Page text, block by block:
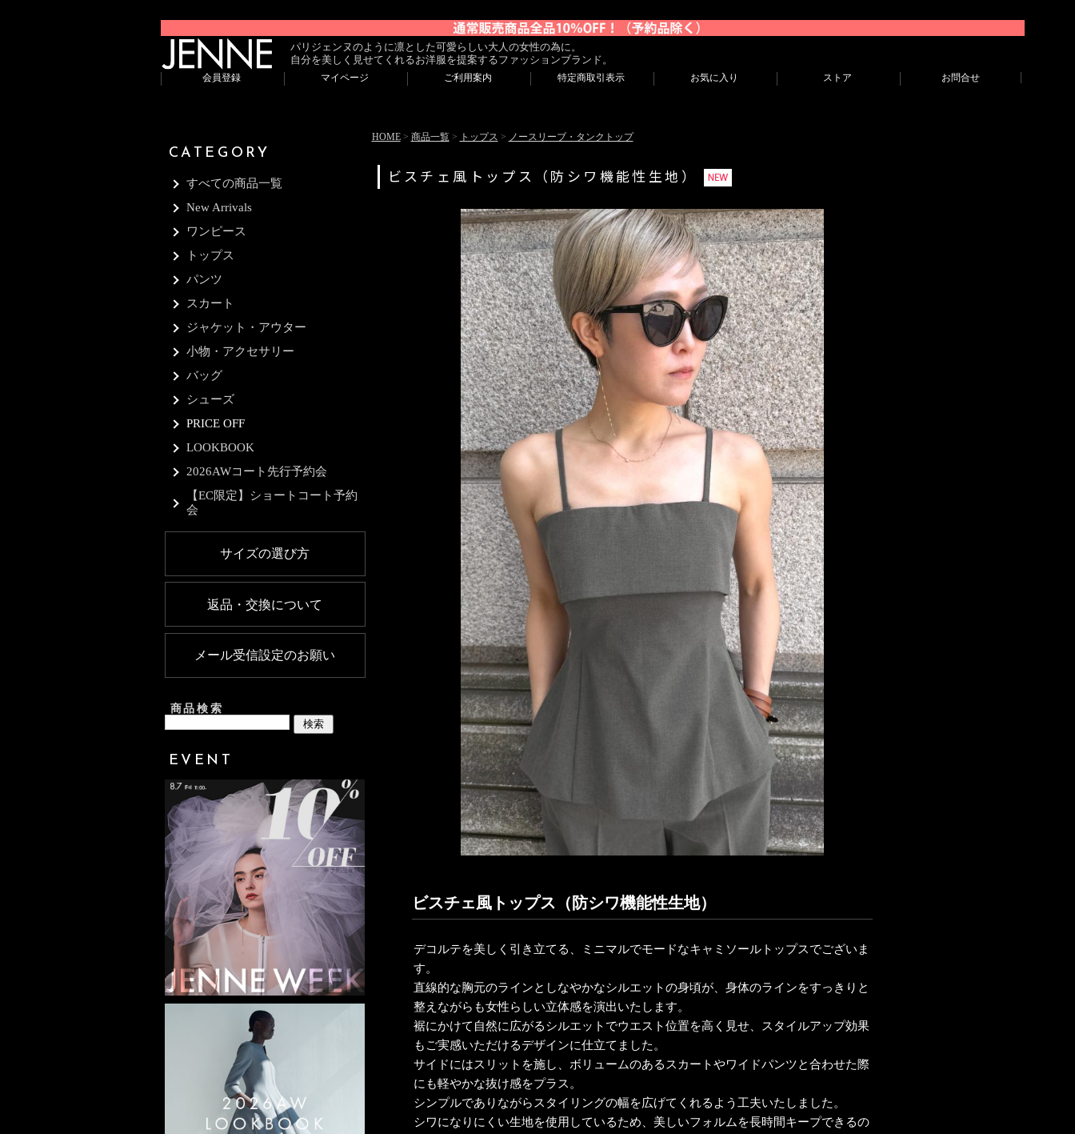
パリジェンヌのように凛とした可愛らしい大人の女性の為に。
自分を美しく見せてくれるお洋服を提案するファッションブランド。
会員登録 マイページ ご利用案内 特定商取引表示 お気に入り ストア お問合せ
CATEGORY
すべての商品一覧
New Arrivals
ワンピース
トップス
パンツ
スカート
ジャケット・アウター
小物・アクセサリー
バッグ
シューズ
PRICE OFF
LOOKBOOK
2026AWコート先行予約会
【EC限定】ショートコート予約
会
サイズの選び方
返品・交換について
メール受信設定のお願い
商品検索
EVENT
HOME> 商品一覧> トップス > ノースリーブ・タンクトップ
ビスチェ風トップス（防シワ機能性生地）
ビスチェ風トップス（防シワ機能性生地）
デコルテを美しく引き立てる、ミニマルでモードなキャミソールトップスでございま
す。
直線的な胸元のラインとしなやかなシルエットの身頃が、身体のラインをすっきりと
整えながらも女性らしい立体感を演出いたします。
裾にかけて自然に広がるシルエットでウエスト位置を高く見せ、スタイルアップ効果
もご実感いただけるデザインに仕立てました。
サイドにはスリットを施し、ボリュームのあるスカートやワイドパンツと合わせた際
にも軽やかな抜け感をプラス。
シンプルでありながらスタイリングの幅を広げてくれるよう工夫いたしました。
シワになりにくい生地を使用しているため、美しいフォルムを長時間キープできるの